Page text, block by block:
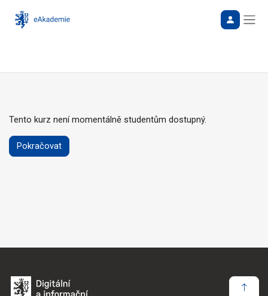
Tento kurz není momentálně studentům dostupný.
Pokračovat